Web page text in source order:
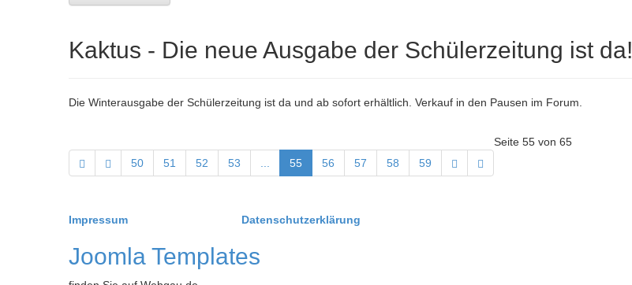
Kaktus - Die neue Ausgabe der Schülerzeitung ist da!
Die Winterausgabe der Schülerzeitung ist da und ab sofort erhältlich. Verkauf in den Pausen im Forum.
Seite 55 von 65
50
51 52 53 ... 55 56 57 58 59
Impressum Datenschutzerklärung
Joomla Templates